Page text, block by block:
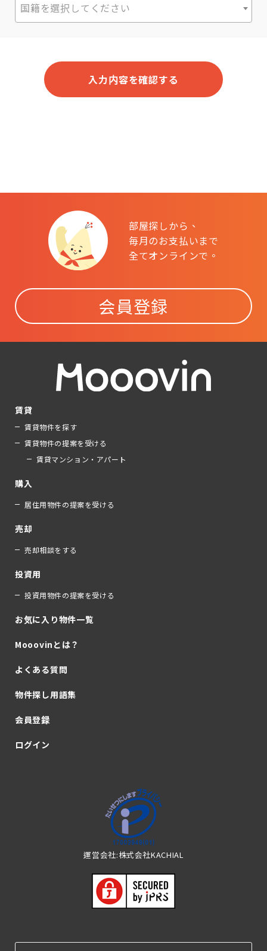
English
国籍を選択してください
入力内容を確認する
部屋探しから、
毎月のお支払いまで
全てオンラインで。
会員登録
賃貸
賃貸物件を探す
賃貸物件の提案を受ける
賃貸マンション・アパート
購入
居住用物件の提案を受ける
売却
売却相談をする
投資用
投資用物件の提案を受ける
お気に入り物件一覧
Mooovinとは？
よくある質問
物件探し用語集
会員登録
ログイン
運営会社:株式会社KACHIAL